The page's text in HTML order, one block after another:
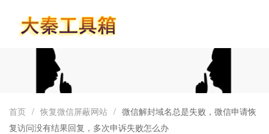
首页 / 恢复微信屏蔽网站 / 微信解封域名总是失败，微信申请恢
复访问没有结果回复，多次申诉失败怎么办